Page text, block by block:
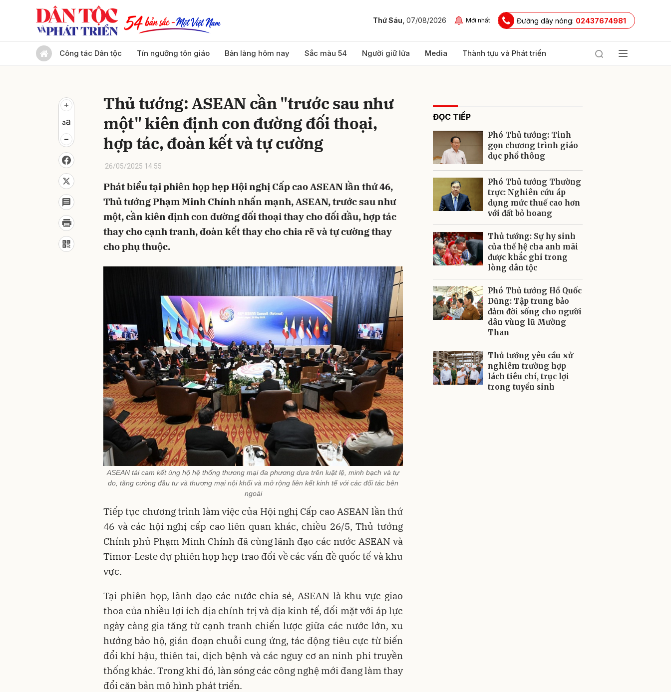
Thứ Sáu, 07/08/2026 Mới nhất Đường dây nóng: 02437674981
Công tác Dân tộc Tín ngưỡng tôn giáo Bản làng hôm nay Sắc màu 54 Người giữ lửa Media Thành tựu và Phát triển
Thủ tướng: ASEAN cần "trước sau như
một" kiên định con đường đối thoại,
hợp tác, đoàn kết và tự cường
26/05/2025 14:55
Phát biểu tại phiên họp hẹp Hội nghị Cấp cao ASEAN lần thứ 46,
Thủ tướng Phạm Minh Chính nhấn mạnh, ASEAN, trước sau như
một, cần kiên định con đường đối thoại thay cho đối đầu, hợp tác
thay cho cạnh tranh, đoàn kết thay cho chia rẽ và tự cường thay
cho phụ thuộc.
ASEAN tái cam kết ủng hộ hệ thống thương mại đa phương dựa trên luật lệ, minh bạch và tự
do, tăng cường đầu tư và thương mại nội khối và mở rộng liên kết kinh tế với các đối tác bên
ngoài
Tiếp tục chương trình làm việc của Hội nghị Cấp cao ASEAN lần thứ
46 và các hội nghị cấp cao liên quan khác, chiều 26/5, Thủ tướng
Chính phủ Phạm Minh Chính đã cùng lãnh đạo các nước ASEAN và
Timor-Leste dự phiên họp hẹp trao đổi về các vấn đề quốc tế và khu
vực.
Tại phiên họp, lãnh đạo các nước chia sẻ, ASEAN là khu vực giao
thoa của nhiều lợi ích địa chính trị và địa kinh tế, đối mặt với áp lực
ngày càng gia tăng từ cạnh tranh chiến lược giữa các nước lớn, xu
hướng bảo hộ, gián đoạn chuỗi cung ứng, tác động tiêu cực từ biến
đổi khí hậu, thiên tai, dịch bệnh và các nguy cơ an ninh phi truyền
thống khác. Trong khi đó, làn sóng các công nghệ mới đang làm thay
đổi căn bản mô hình phát triển.
ĐỌC TIẾP
Phó Thủ tướng: Tinh
gọn chương trình giáo
dục phổ thông
Phó Thủ tướng Thường
trực: Nghiên cứu áp
dụng mức thuế cao hơn
với đất bỏ hoang
Thủ tướng: Sự hy sinh
của thế hệ cha anh mãi
được khắc ghi trong
lòng dân tộc
Phó Thủ tướng Hồ Quốc
Dũng: Tập trung bảo
đảm đời sống cho người
dân vùng lũ Mường
Than
Thủ tướng yêu cầu xử
nghiêm trường hợp
lách tiêu chí, trục lợi
trong tuyển sinh
Gửi bình luận
Gửi